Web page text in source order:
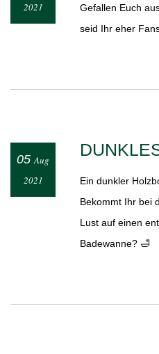
2021
Gefallen Euch
seid Ihr eher
05 Aug
2021
Ein dunkler
Bekommt Ihr bei
Lust auf einen
Badewanne? 🛁